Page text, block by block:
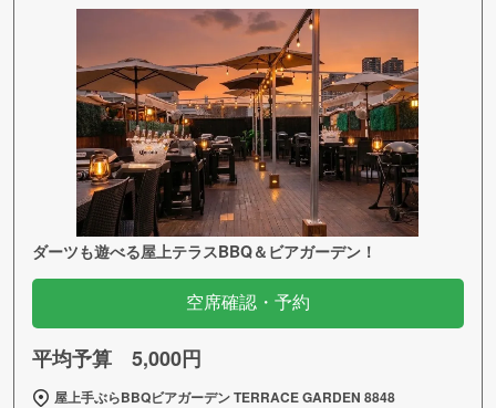
ダーツも遊べる屋上テラスBBQ＆ビアガーデン！
空席確認・予約
平均予算 5,000円
屋上手ぶらBBQビアガーデン TERRACE GARDEN 8848